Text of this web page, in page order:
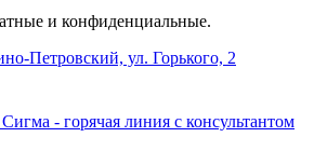
и конфиденциальные.
Петровский, ул. Горького, 2
- горячая линия с консультантом